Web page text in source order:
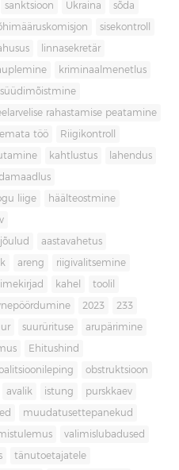
sanktsioon Ukraina sõda
sisekontroll
linnasekretär
kriminaalmenetlus
rahastamise peatamine
töö Riigikontroll
kahtlustus lahendus
liige häälteostmine
jõulud aastavahetus
areng riigivalitsemine
kahel toolil
2023 233
suurürituse arupärimine
Ehitushind
obstruktsioon
avalik istung purskkaev
muudatusettepanekud
valimislubadused
tänutoetajatele